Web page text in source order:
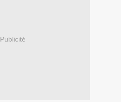
Publicité